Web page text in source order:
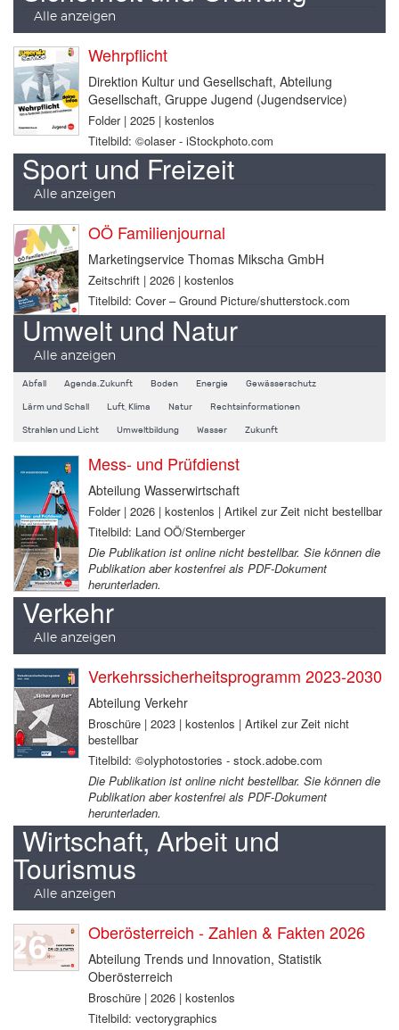
Alle anzeigen
Wehrpflicht
Direktion Kultur und Gesellschaft, Abteilung
Gesellschaft, Gruppe Jugend (Jugendservice)
Folder | 2025 | kostenlos
Titelbild: ©olaser - iStockphoto.com
Sport und Freizeit
Alle anzeigen
OÖ Familienjournal
Marketingservice Thomas Mikscha GmbH
Zeitschrift | 2026 | kostenlos
Titelbild: Cover – Ground Picture/shutterstock.com
Umwelt und Natur
Alle anzeigen
Abfall Agenda.Zukunft Boden Energie Gewässerschutz
Lärm und Schall Luft, Klima Natur Rechtsinformationen
Strahlen und Licht Umweltbildung Wasser Zukunft
Mess- und Prüfdienst
Abteilung Wasserwirtschaft
Folder | 2026 | kostenlos | Artikel zur Zeit nicht bestellbar
Titelbild: Land OÖ/Sternberger
Die Publikation ist online nicht bestellbar. Sie können die
Publikation aber kostenfrei als PDF-Dokument
herunterladen.
Verkehr
Alle anzeigen
Verkehrssicherheitsprogramm 2023-2030
Abteilung Verkehr
Broschüre | 2023 | kostenlos | Artikel zur Zeit nicht
bestellbar
Titelbild: ©olyphotostories - stock.adobe.com
Die Publikation ist online nicht bestellbar. Sie können die
Publikation aber kostenfrei als PDF-Dokument
herunterladen.
Wirtschaft, Arbeit und
Tourismus
Alle anzeigen
Oberösterreich - Zahlen & Fakten 2026
Abteilung Trends und Innovation, Statistik
Oberösterreich
Broschüre | 2026 | kostenlos
Titelbild: vectorygraphics